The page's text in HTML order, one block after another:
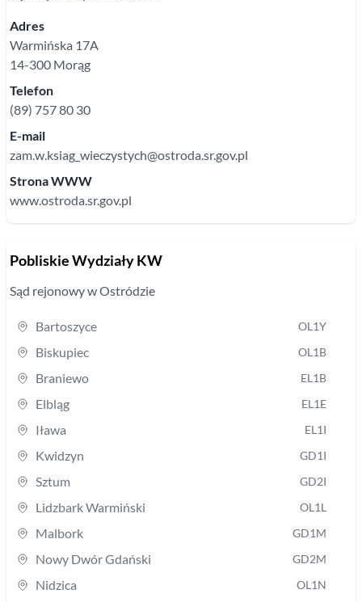
Adres
Warmińska 17A
14-300 Morąg
Telefon
(89) 757 80 30
E-mail
zam.w.ksiag_wieczystych@ostroda.sr.gov.pl
Strona WWW
www.ostroda.sr.gov.pl
Pobliskie Wydziały KW
Sąd rejonowyw Ostródzie
Bartoszyce OL1Y
Biskupiec OL1B
Braniewo EL1B
Elbląg EL1E
Iława EL1I
Kwidzyn GD1I
Sztum GD2I
Lidzbark Warmiński OL1L
Malbork GD1M
Nowy Dwór Gdański GD2M
Nidzica OL1N